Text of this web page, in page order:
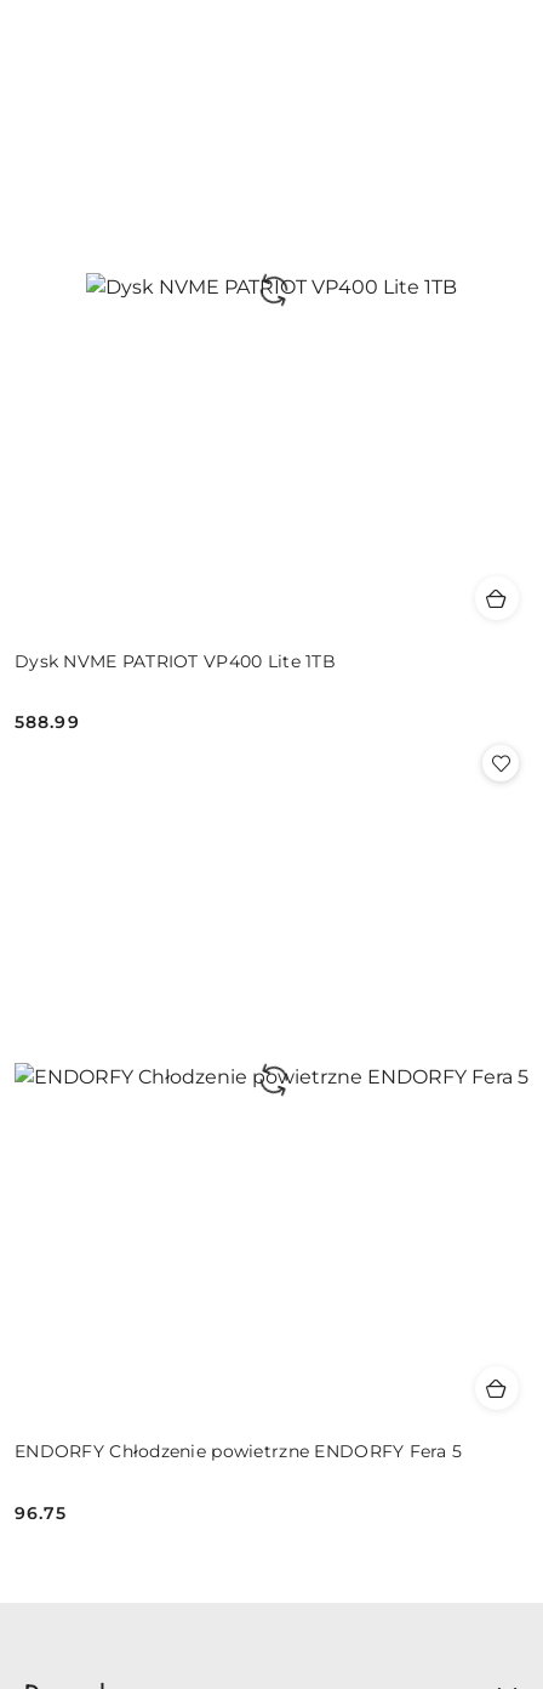
Dysk NVME PATRIOT VP400 Lite 1TB
Cena:
588.99
ENDORFY Chłodzenie powietrzne ENDORFY Fera 5
Cena:
96.75